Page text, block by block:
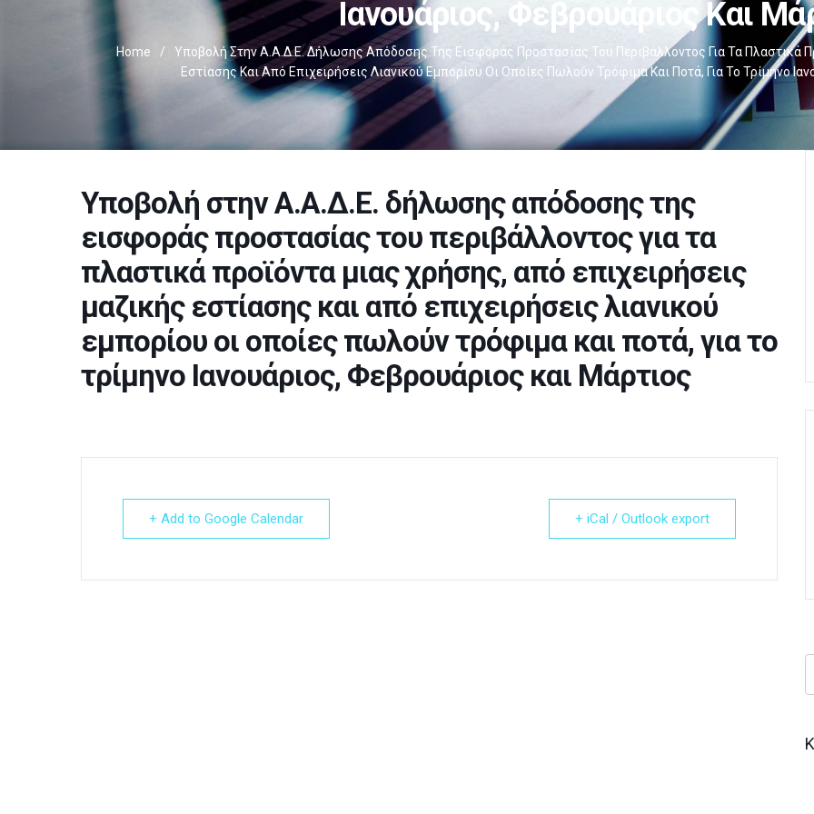
Ιανουάριος, Φεβρουάριος Και
Home /
Υποβολή Στην Α.Α.Δ.Ε. Δήλωσης Απόδοσης Της Εισφοράς Προστασίας Του Περιβάλλοντος Για Τα Πλαστικά
Εστίασης Και Από Επιχειρήσεις Λιανικού Εμπορίου Οι Οποίες Πωλούν Τρόφιμα Και Ποτά, Για Το Τρίμηνο
Υποβολή στην Α.Α.Δ.Ε. δήλωσης απόδοσης της
εισφοράς προστασίας του περιβάλλοντος για τα
πλαστικά προϊόντα μιας χρήσης, από επιχειρήσεις
μαζικής εστίασης και από επιχειρήσεις λιανικού
εμπορίου οι οποίες πωλούν τρόφιμα και ποτά, για το
τρίμηνο Ιανουάριος, Φεβρουάριος και Μάρτιος
+ Add to Google Calendar + iCal / Outlook export